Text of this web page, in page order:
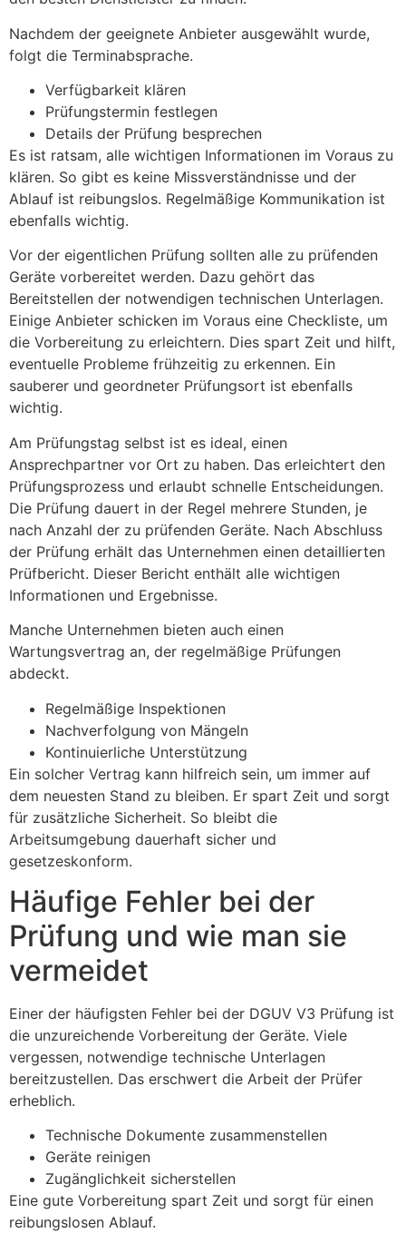
Nachdem der geeignete Anbieter ausgewählt wurde,
folgt die Terminabsprache.
Verfügbarkeit klären
Prüfungstermin festlegen
Details der Prüfung besprechen
Es ist ratsam, alle wichtigen Informationen im Voraus zu
klären. So gibt es keine Missverständnisse und der
Ablauf ist reibungslos. Regelmäßige Kommunikation ist
ebenfalls wichtig.
Vor der eigentlichen Prüfung sollten alle zu prüfenden
Geräte vorbereitet werden. Dazu gehört das
Bereitstellen der notwendigen technischen Unterlagen.
Einige Anbieter schicken im Voraus eine Checkliste, um
die Vorbereitung zu erleichtern. Dies spart Zeit und hilft,
eventuelle Probleme frühzeitig zu erkennen. Ein
sauberer und geordneter Prüfungsort ist ebenfalls
wichtig.
Am Prüfungstag selbst ist es ideal, einen
Ansprechpartner vor Ort zu haben. Das erleichtert den
Prüfungsprozess und erlaubt schnelle Entscheidungen.
Die Prüfung dauert in der Regel mehrere Stunden, je
nach Anzahl der zu prüfenden Geräte. Nach Abschluss
der Prüfung erhält das Unternehmen einen detaillierten
Prüfbericht. Dieser Bericht enthält alle wichtigen
Informationen und Ergebnisse.
Manche Unternehmen bieten auch einen
Wartungsvertrag an, der regelmäßige Prüfungen
abdeckt.
Regelmäßige Inspektionen
Nachverfolgung von Mängeln
Kontinuierliche Unterstützung
Ein solcher Vertrag kann hilfreich sein, um immer auf
dem neuesten Stand zu bleiben. Er spart Zeit und sorgt
für zusätzliche Sicherheit. So bleibt die
Arbeitsumgebung dauerhaft sicher und
gesetzeskonform.
Häufige Fehler bei der
Prüfung und wie man sie
vermeidet
Einer der häufigsten Fehler bei der DGUV V3 Prüfung ist
die unzureichende Vorbereitung der Geräte. Viele
vergessen, notwendige technische Unterlagen
bereitzustellen. Das erschwert die Arbeit der Prüfer
erheblich.
Technische Dokumente zusammenstellen
Geräte reinigen
Zugänglichkeit sicherstellen
Eine gute Vorbereitung spart Zeit und sorgt für einen
reibungslosen Ablauf.